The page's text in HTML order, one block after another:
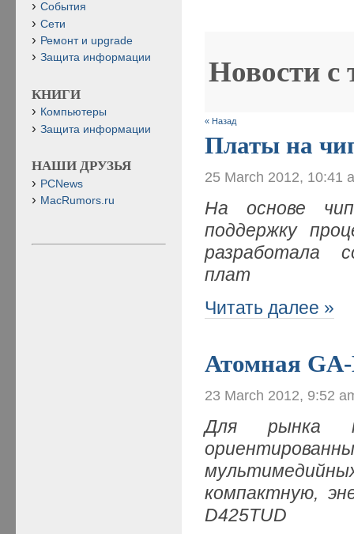
Новости с
« Назад
Платы на
25 March 2012, 10:41
На основе
поддержку
разработала
плат
Читать далее »
Атомная
23 March 2012, 9:52
Для рынка
компактную,
D425TUD
События
Сети
Ремонт и upgrade
Защита информации
КНИГИ
Компьютеры
Защита информации
НАШИ ДРУЗЬЯ
PCNews
MacRumors.ru